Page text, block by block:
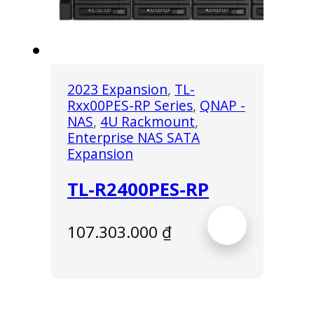
2023 Expansion, TL-
Rxx00PES-RP Series, QNAP -
NAS, 4U Rackmount,
Enterprise NAS SATA
Expansion
TL-R2400PES-RP
107.303.000 ₫